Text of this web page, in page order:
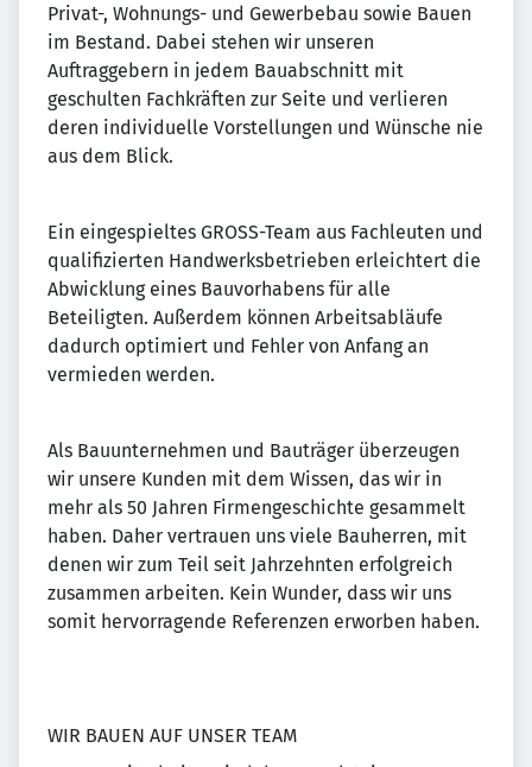
Privat-, Wohnungs- und Gewerbebau sowie Bauen
im Bestand. Dabei stehen wir unseren
Auftraggebern in jedem Bauabschnitt mit
geschulten Fachkräften zur Seite und verlieren
deren individuelle Vorstellungen und Wünsche nie
aus dem Blick.
Ein eingespieltes GROSS-Team aus Fachleuten und
qualifizierten Handwerksbetrieben erleichtert die
Abwicklung eines Bauvorhabens für alle
Beteiligten. Außerdem können Arbeitsabläufe
dadurch optimiert und Fehler von Anfang an
vermieden werden.
Als Bauunternehmen und Bauträger überzeugen
wir unsere Kunden mit dem Wissen, das wir in
mehr als 50 Jahren Firmengeschichte gesammelt
haben. Daher vertrauen uns viele Bauherren, mit
denen wir zum Teil seit Jahrzehnten erfolgreich
zusammen arbeiten. Kein Wunder, dass wir uns
somit hervorragende Referenzen erworben haben.
WIR BAUEN AUF UNSER TEAM